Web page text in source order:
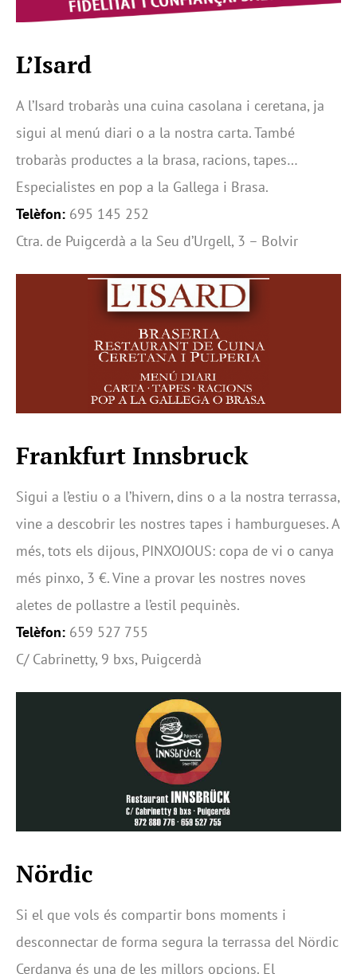
L’Isard
A l’Isard trobaràs una cuina casolana i ceretana, ja
sigui al menú diari o a la nostra carta. També
trobaràs productes a la brasa, racions, tapes…
Especialistes en pop a la Gallega i Brasa.
Telèfon: 695 145 252
Ctra. de Puigcerdà a la Seu d’Urgell, 3 – Bolvir
Frankfurt Innsbruck
Sigui a l’estiu o a l’hivern, dins o a la nostra terrassa,
vine a descobrir les nostres tapes i hamburgueses. A
més, tots els dijous, PINXOJOUS: copa de vi o canya
més pinxo, 3 €. Vine a provar les nostres noves
aletes de pollastre a l’estil pequinès.
Telèfon: 659 527 755
C/ Cabrinetty, 9 bxs, Puigcerdà
Nördic
Si el que vols és compartir bons moments i
desconnectar de forma segura la terrassa del Nördic
Cerdanya és una de les millors opcions. El